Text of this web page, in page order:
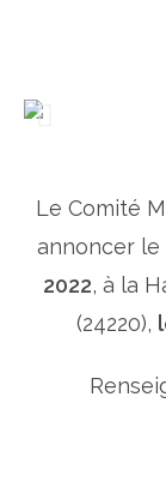
Le Comité
annoncer le
2022, à la
(24220),